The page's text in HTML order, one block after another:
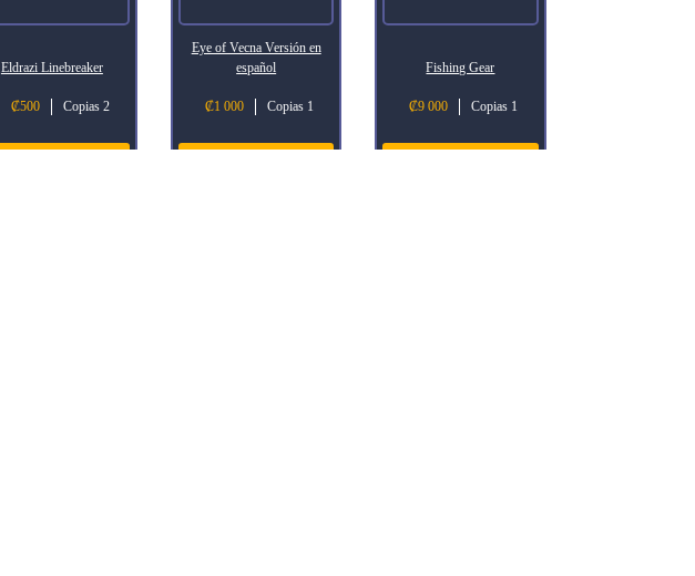
Eldrazi Linebreaker
₡500 Copias 2
Eye of Vecna Versión en
español
₡1 000 Copias 1
Fishing Gear
₡9 000 Copias 1